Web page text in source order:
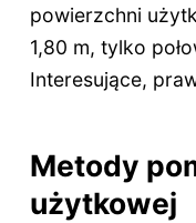
powierzchni
1,80 m, tylko
Interesujące,
Metody
użytkowej